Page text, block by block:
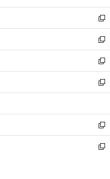
開
く
ウ
で
開
く
ン
ド
ウ
で
開
く
ウ
ィ
ン
ド
ウ
で
開
く
し
い
ウ
ィ
ン
ド
ウ
で
開
新
し
い
ウ
ィ
ン
ド
ウ
開
く
新
し
い
ウ
ィ
ン
ウ
で
開
く
新
し
い
ウ
ン
ド
ウ
で
新
し
ウ
ィ
ン
ド
新
し
い
新